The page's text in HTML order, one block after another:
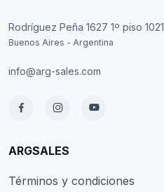
Rodríguez Peña 1627 1º piso 1021
Buenos Aires - Argentina
info@arg-sales.com
ARGSALES
Términos y condiciones